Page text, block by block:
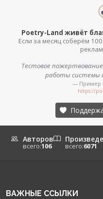
Poetry-Land живёт
Если за месяц соберём
Тестовое
работы системы
— Пример
https://
Авторов
всего:106 всего:6071
ВАЖНЫЕ ССЫЛКИ